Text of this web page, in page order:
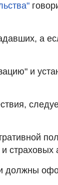
а
и
страховых
должны